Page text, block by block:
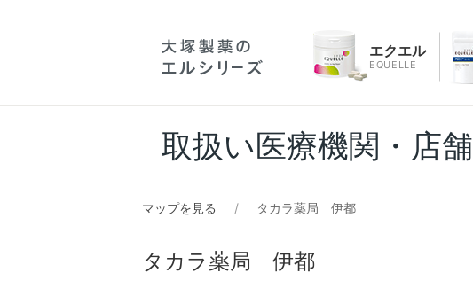
エクエル
EQUELLE
取扱い医療機関・店舗
マップを見る タカラ薬局 伊都
タカラ薬局 伊都